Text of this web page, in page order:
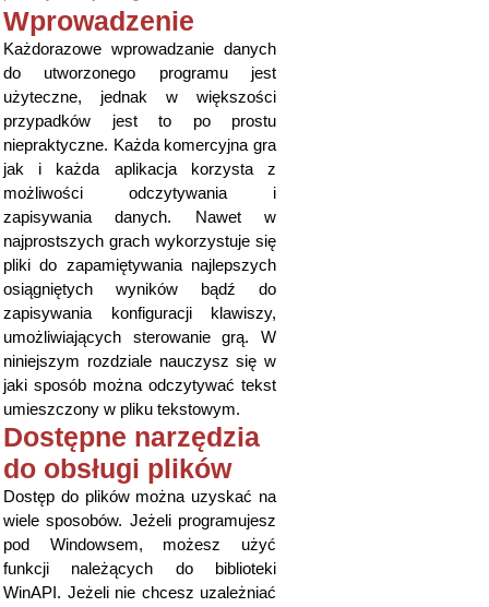
Wprowadzenie
Każdorazowe wprowadzanie danych
do utworzonego programu jest
użyteczne, jednak w większości
przypadków jest to po prostu
niepraktyczne. Każda komercyjna gra
jak i każda aplikacja korzysta z
możliwości odczytywania i
zapisywania danych. Nawet w
najprostszych grach wykorzystuje się
pliki do zapamiętywania najlepszych
osiągniętych wyników bądź do
zapisywania konfiguracji klawiszy,
umożliwiających sterowanie grą. W
niniejszym rozdziale nauczysz się w
jaki sposób można odczytywać tekst
umieszczony w pliku tekstowym.
Dostępne narzędzia
do obsługi plików
Dostęp do plików można uzyskać na
wiele sposobów. Jeżeli programujesz
pod Windowsem, możesz użyć
funkcji należących do biblioteki
WinAPI. Jeżeli nie chcesz uzależniać